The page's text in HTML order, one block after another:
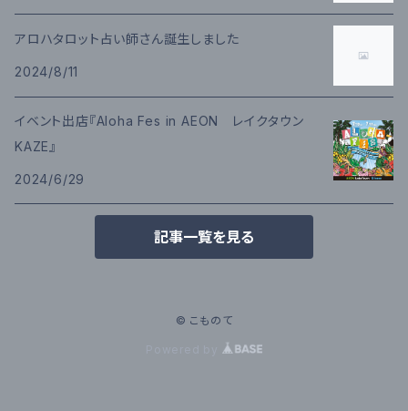
アロハタロット占い師さん誕生しました
2024/8/11
イベント出店『Aloha Fes in AEON レイクタウン
KAZE』
2024/6/29
記事一覧を見る
© こものて